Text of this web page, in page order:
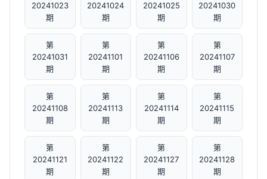
20241023
期
20241024
期
20241025
期
20241030
期
第
20241031
期
第
20241101
期
第
20241106
期
第
20241107
期
第
20241108
期
第
20241113
期
第
20241114
期
第
20241115
期
第
20241121
期
第
20241122
期
第
20241127
期
第
20241128
期